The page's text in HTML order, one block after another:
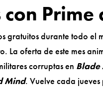
gratuitos durante todo el
La oferta de este mes
corruptas en Blade
Mind. Vuelve cada